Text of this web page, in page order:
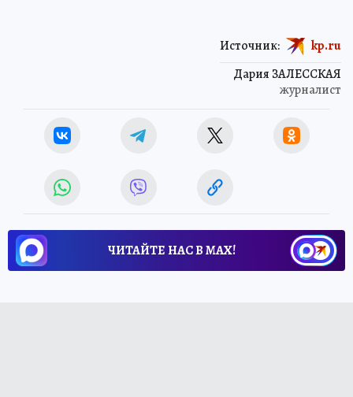
Дария ЗАЛЕССКАЯ
журналист
Источник: kp.ru
ЧИТАЙТЕ НАС В МАХ!